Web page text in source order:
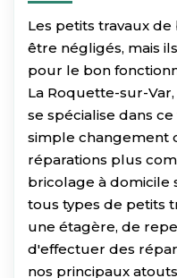
Les petits travaux
être négligés, mais
pour le bon
La Roquette-sur-
se spécialise dans
simple changement
réparations plus
bricolage à
tous types de petits
une étagère, de
d'effectuer des
nos principaux